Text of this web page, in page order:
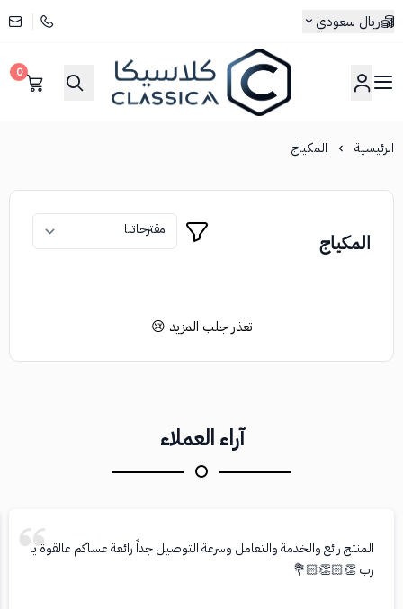
ريال سعودي
كلاسيكا
0
الرئيسية المكياج
المكياج
تعذر جلب المزيد 😢
آراء العملاء
المنتج رائع والخدمة والتعامل وسرعة التوصيل جداً رائعة عساكم عالقوة يا
رب 👏🏻👏🏻💐